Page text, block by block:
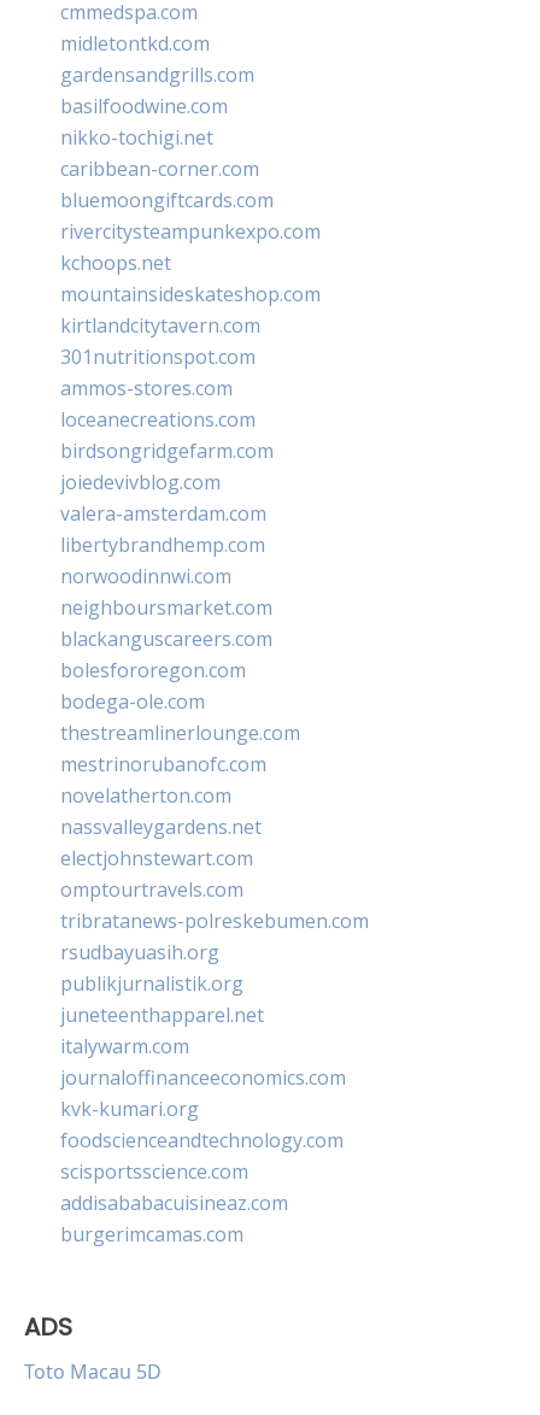
cmmedspa.com
midletontkd.com
gardensandgrills.com
basilfoodwine.com
nikko-tochigi.net
caribbean-corner.com
bluemoongiftcards.com
rivercitysteampunkexpo.com
kchoops.net
mountainsideskateshop.com
kirtlandcitytavern.com
301nutritionspot.com
ammos-stores.com
loceanecreations.com
birdsongridgefarm.com
joiedevivblog.com
valera-amsterdam.com
libertybrandhemp.com
norwoodinnwi.com
neighboursmarket.com
blackanguscareers.com
bolesfororegon.com
bodega-ole.com
thestreamlinerlounge.com
mestrinorubanofc.com
novelatherton.com
nassvalleygardens.net
electjohnstewart.com
omptourtravels.com
tribratanews-polreskebumen.com
rsudbayuasih.org
publikjurnalistik.org
juneteenthapparel.net
italywarm.com
journaloffinanceeconomics.com
kvk-kumari.org
foodscienceandtechnology.com
scisportsscience.com
addisababacuisineaz.com
burgerimcamas.com
ADS
Toto Macau 5D